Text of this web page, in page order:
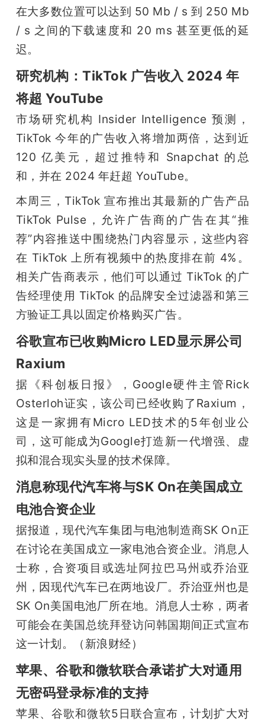
在大多数位置可以达到 50 Mb / s 到 250 Mb
/ s 之间的下载速度和 20 ms 甚至更低的延
迟。
研究机构：TikTok 广告收入 2024 年
将超 YouTube
市场研究机构 Insider Intelligence 预测，
TikTok 今年的广告收入将增加两倍，达到近
120 亿美元，超过推特和 Snapchat 的总
和，并在 2024 年赶超 YouTube。
本周三，TikTok 宣布推出其最新的广告产品
TikTok Pulse，允许广告商的广告在其“推
荐”内容推送中围绕热门内容显示，这些内容
在 TikTok 上所有视频中的热度排在前 4%。
相关广告商表示，他们可以通过 TikTok 的广
告经理使用 TikTok 的品牌安全过滤器和第三
方验证工具以固定价格购买广告。
谷歌宣布已收购Micro LED显示屏公司
Raxium
据《科创板日报》，Google硬件主管Rick
Osterloh证实，该公司已经收购了Raxium，
这是一家拥有Micro LED技术的5年创业公
司，这可能成为Google打造新一代增强、虚
拟和混合现实头显的技术保障。
消息称现代汽车将与SK On在美国成立
电池合资企业
据报道，现代汽车集团与电池制造商SK On正
在讨论在美国成立一家电池合资企业。消息人
士称，合资项目或选址阿拉巴马州或乔治亚
州，因现代汽车已在两地设厂。乔治亚州也是
SK On美国电池厂所在地。消息人士称，两者
可能会在美国总统拜登访问韩国期间正式宣布
这一计划。（新浪财经）
苹果、谷歌和微软联合承诺扩大对通用
无密码登录标准的支持
苹果、谷歌和微软5日联合宣布，计划扩大对